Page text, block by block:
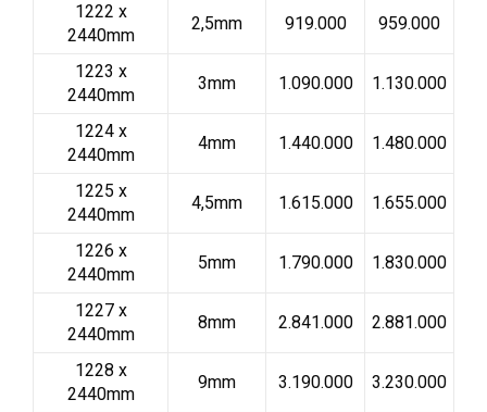
1222 x
2440mm
2,5mm 919.000 959.000
1223 x
2440mm
3mm 1.090.000 1.130.000
1224 x
2440mm
4mm 1.440.000 1.480.000
1225 x
2440mm
4,5mm 1.615.000 1.655.000
1226 x
2440mm
5mm 1.790.000 1.830.000
1227 x
2440mm
8mm 2.841.000 2.881.000
1228 x
2440mm
9mm 3.190.000 3.230.000